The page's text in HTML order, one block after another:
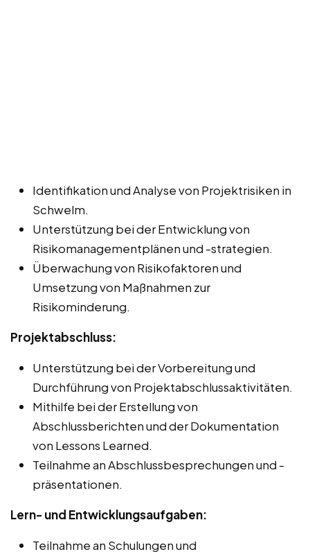
Identifikation und Analyse von Projektrisiken in
Schwelm.
Unterstützung bei der Entwicklung von
Risikomanagementplänen und -strategien.
Überwachung von Risikofaktoren und
Umsetzung von Maßnahmen zur
Risikominderung.
Projektabschluss:
Unterstützung bei der Vorbereitung und
Durchführung von Projektabschlussaktivitäten.
Mithilfe bei der Erstellung von
Abschlussberichten und der Dokumentation
von Lessons Learned.
Teilnahme an Abschlussbesprechungen und -
präsentationen.
Lern- und Entwicklungsaufgaben:
Teilnahme an Schulungen und